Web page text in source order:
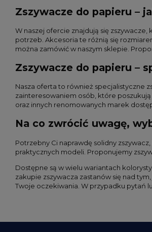
Zszywacze do papieru –
W naszej ofercie znajdują się
potrzeb. Akcesoria te różnią się
można zamówić w naszym sklepie.
Zszywacze do papieru –
Nasza oferta to również specjalistyczne
zainteresowaniem osób, które
oraz innych renomowanych marek
Na co zwrócić uwagę,
Potrzebny Ci naprawdę solidny
praktycznych modeli. Proponujemy
Dostępne są w wielu wariantach
zakupie zszywacza zastanów się nad
Twoje oczekiwania. W przypadku pytań